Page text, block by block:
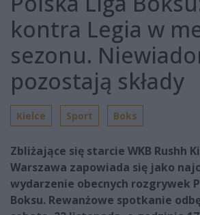
kontra Legia w
sezonu.
pozostają składy
Kielce Sport Boks
Zbliżające się starcie WKB Rushh
Warszawa zapowiada się jako
wydarzenie obecnych rozgrywek
Boksu. Rewanżowe spotkanie